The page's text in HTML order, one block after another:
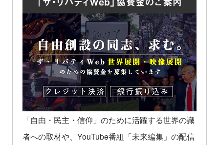
「自由・民主・信仰」のために活躍する世界の識
者への取材や、YouTube番組「未来編集」の配信